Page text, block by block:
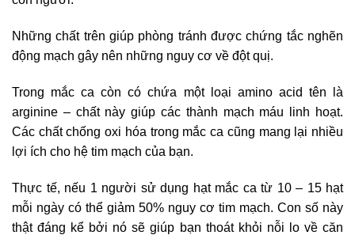
Những chất trên giúp phòng tránh được chứng tắc nghẽn
động mạch gây nên những nguy cơ về đột quị.
Trong mắc ca còn có chứa một loại amino acid tên là
arginine – chất này giúp các thành mạch máu linh hoạt.
Các chất chống oxi hóa trong mắc ca cũng mang lại nhiều
lợi ích cho hệ tim mạch của bạn.
Thực tế, nếu 1 người sử dụng hạt mắc ca từ 10 – 15 hạt
mỗi ngày có thể giảm 50% nguy cơ tim mạch. Con số này
thật đáng kể bởi nó sẽ giúp bạn thoát khỏi nỗi lo về căn